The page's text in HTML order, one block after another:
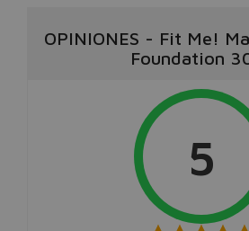
OPINIONES - Fit Me!
Foundation
5